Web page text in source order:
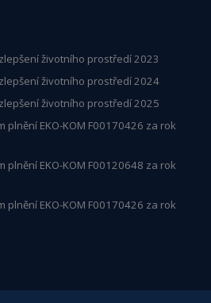
životního prostředí 2023
životního prostředí 2024
životního prostředí 2025
plnění EKO-KOM F00170426 za rok
plnění EKO-KOM F00120648 za rok
plnění EKO-KOM F00170426 za rok